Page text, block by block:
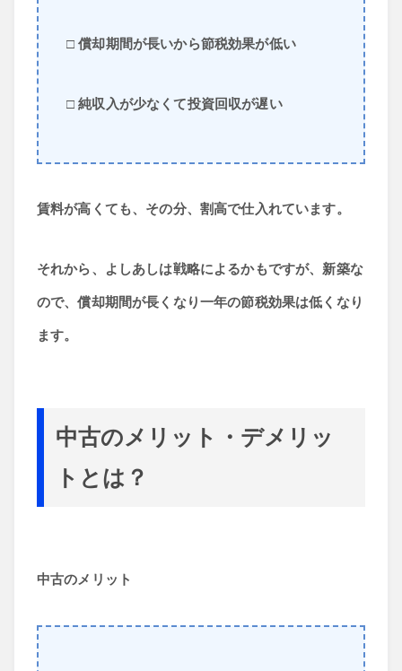
□ 償却期間が長いから節税効果が低い
□ 純収入が少なくて投資回収が遅い
賃料が高くても、その分、割高で仕入れています。
それから、よしあしは戦略によるかもですが、新築な
ので、償却期間が長くなり一年の節税効果は低くなり
ます。
中古のメリット・デメリッ
トとは？
中古のメリット